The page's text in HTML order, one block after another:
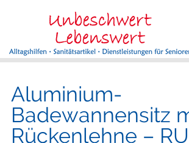
Aluminium-
Badewannensitz
Rückenlehne –